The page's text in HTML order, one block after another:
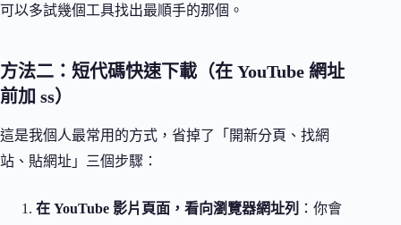
可以多試幾個工具找出最順手的那個。
方法二：短代碼快速下載（在 YouTube 網址
前加 ss）
這是我個人最常用的方式，省掉了「開新分頁、找網
站、貼網址」三個步驟：
在 YouTube 影片頁面，看向瀏覽器網址列
：你會